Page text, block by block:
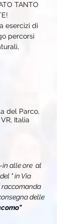
TANTO
esercizi di
percorsi
del Parco,
Italia
alle ore al
" in Via
raccomanda
delle